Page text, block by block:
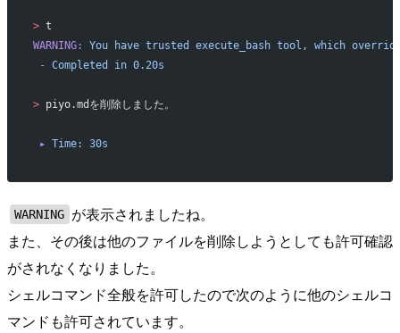
> t
WARNING:
You have trusted execute_bash tool, which
- Completed in 0.20s
> piyo.mdを削除しました。
▸ Time: 30s
WARNING が表示されましたね。
また、その後は他のファイルを削除しようとしても許可確認
がされなくなりました。
シェルコマンド全般を許可したので次のように他のシェルコ
マンドも許可されています。